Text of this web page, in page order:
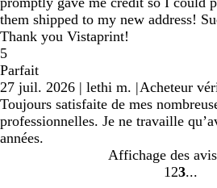
them shipped to my new address!
Thank you Vistaprint!
5
Parfait
27 juil. 2026 | lethi m. |Acheteur
Toujours satisfaite de mes
professionnelles. Je ne travaille
années.
Affichage des avis
Accéder
1 Accéder
23